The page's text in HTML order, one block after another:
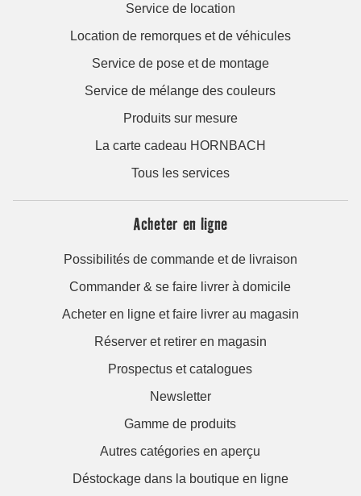
Service de location
Location de remorques et de véhicules
Service de pose et de montage
Service de mélange des couleurs
Produits sur mesure
La carte cadeau HORNBACH
Tous les services
Acheter en ligne
Possibilités de commande et de livraison
Commander & se faire livrer à domicile
Acheter en ligne et faire livrer au magasin
Réserver et retirer en magasin
Prospectus et catalogues
Newsletter
Gamme de produits
Autres catégories en aperçu
Déstockage dans la boutique en ligne